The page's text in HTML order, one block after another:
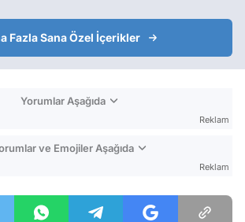
Fazla Sana Özel İçerikler
Yorumlar Aşağıda
Reklam
ve Emojiler Aşağıda
Reklam